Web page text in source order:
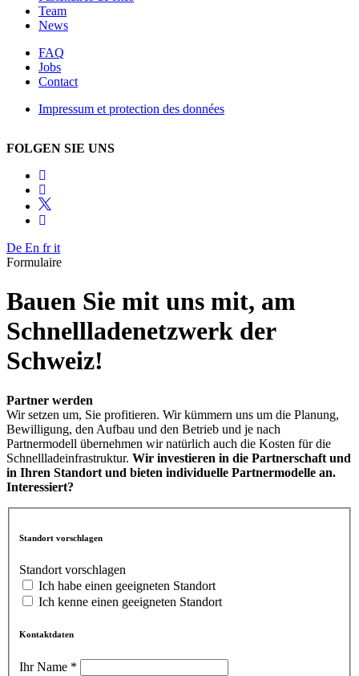
Team
News
FAQ
Jobs
Contact
Impressum et protection des données
FOLGEN SIE UNS
De En fr it
Formulaire
Bauen Sie mit uns mit, am
Schnellladenetzwerk der
Schweiz!
Partner werden
Wir setzen um, Sie profitieren. Wir kümmern uns um die Planung,
Bewilligung, den Aufbau und den Betrieb und je nach
Partnermodell übernehmen wir natürlich auch die Kosten für die
Schnellladeinfrastruktur. Wir investieren in die Partnerschaft und
in Ihren Standort und bieten individuelle Partnermodelle an.
Interessiert?
Standort vorschlagen
Standort vorschlagen
Ich habe einen geeigneten Standort
Ich kenne einen geeigneten Standort
Kontaktdaten
Ihr Name *